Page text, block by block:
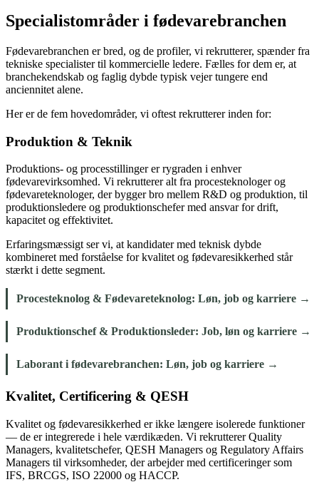
Specialistområder i fødevarebranchen
Fødevarebranchen er bred, og de profiler, vi rekrutterer, spænder fra
tekniske specialister til kommercielle ledere. Fælles for dem er, at
branchekendskab og faglig dybde typisk vejer tungere end
anciennitet alene.
Her er de fem hovedområder, vi oftest rekrutterer inden for:
Produktion & Teknik
Produktions- og processtillinger er rygraden i enhver
fødevarevirksomhed. Vi rekrutterer alt fra procesteknologer og
fødevareteknologer, der bygger bro mellem R&D og produktion, til
produktionsledere og produktionschefer med ansvar for drift,
kapacitet og effektivitet.
Erfaringsmæssigt ser vi, at kandidater med teknisk dybde
kombineret med forståelse for kvalitet og fødevaresikkerhed står
stærkt i dette segment.
Procesteknolog & Fødevareteknolog: Løn, job og karriere →
Produktionschef & Produktionsleder: Job, løn og karriere →
Laborant i fødevarebranchen: Løn, job og karriere →
Kvalitet, Certificering & QESH
Kvalitet og fødevaresikkerhed er ikke længere isolerede funktioner
— de er integrerede i hele værdikæden. Vi rekrutterer Quality
Managers, kvalitetschefer, QESH Managers og Regulatory Affairs
Managers til virksomheder, der arbejder med certificeringer som
IFS, BRCGS, ISO 22000 og HACCP.